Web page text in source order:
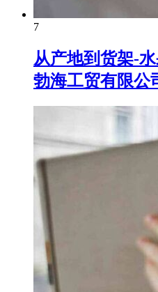
7
从产地到货架-
勃海工贸有限公